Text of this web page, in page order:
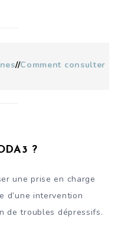
//Comment consulter
?
une prise en charge
d’une intervention
de troubles dépressifs.